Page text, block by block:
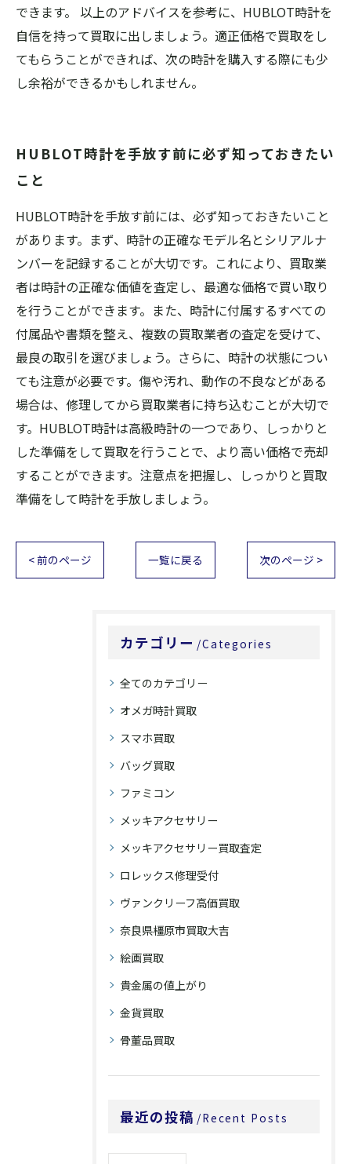
できます。 以上のアドバイスを参考に、HUBLOT時計を
自信を持って買取に出しましょう。適正価格で買取をし
てもらうことができれば、次の時計を購入する際にも少
し余裕ができるかもしれません。
HUBLOT時計を手放す前に必ず知っておきたい
こと
HUBLOT時計を手放す前には、必ず知っておきたいこと
があります。まず、時計の正確なモデル名とシリアルナ
ンバーを記録することが大切です。これにより、買取業
者は時計の正確な価値を査定し、最適な価格で買い取り
を行うことができます。また、時計に付属するすべての
付属品や書類を整え、複数の買取業者の査定を受けて、
最良の取引を選びましょう。さらに、時計の状態につい
ても注意が必要です。傷や汚れ、動作の不良などがある
場合は、修理してから買取業者に持ち込むことが大切で
す。HUBLOT時計は高級時計の一つであり、しっかりと
した準備をして買取を行うことで、より高い価格で売却
することができます。注意点を把握し、しっかりと買取
準備をして時計を手放しましょう。
< 前のページ 一覧に戻る 次のページ >
カテゴリー Categories
全てのカテゴリー
オメガ時計買取
スマホ買取
バッグ買取
ファミコン
メッキアクセサリー
メッキアクセサリー買取査定
ロレックス修理受付
ヴァンクリーフ高価買取
奈良県橿原市買取大吉
絵画買取
貴金属の値上がり
金貨買取
骨董品買取
最近の投稿 Recent Posts